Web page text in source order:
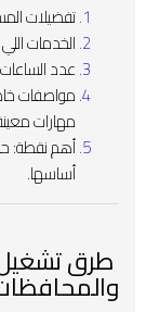
تفضيلات
الخدمات
عدد
مواصفات
مهارات
أهم نقطة:
أساسها.
طرق